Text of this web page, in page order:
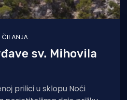
ČITANJA
sv. Mihovila
prilici u sklopu Noći